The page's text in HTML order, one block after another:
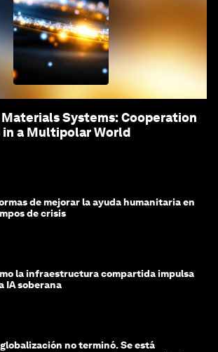
Systems: Cooperation
a Multipolar World
de mejorar la ayuda humanitaria en
de crisis
la infraestructura compartida impulsa
IA soberana
no terminó. Se está